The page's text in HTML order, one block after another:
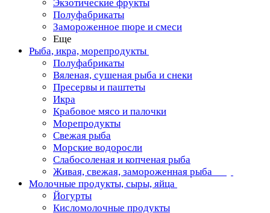
Экзотические фрукты
Полуфабрикаты
Замороженное пюре и смеси
Еще
Рыба, икра, морепродукты
Полуфабрикаты
Вяленая, сушеная рыба и снеки
Пресервы и паштеты
Икра
Крабовое мясо и палочки
Морепродукты
Свежая рыба
Морские водоросли
Слабосоленая и копченая рыба
Живая, свежая, замороженная рыба
Молочные продукты, сыры, яйца
Йогурты
Кисломолочные продукты